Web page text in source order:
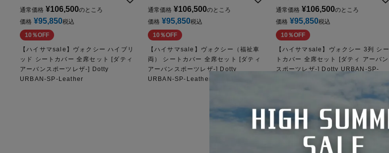
通常価格 ¥106,500のところ
価格 ¥95,850税込
10％OFF
【ハイサマsale】ヴォクシー ハイブリ
ッド シートカバー 全席セット [ダティ
アーバンスポーツレザ-] Dotty
URBAN-SP-Leather
通常価格 ¥106,500のところ
価格 ¥95,850税込
10％OFF
【ハイサマsale】ヴォクシー（福祉車
両） シートカバー 全席セット [ダティ
アーバンスポーツレザ-] Dotty
URBAN-SP-Leather
通常価格 ¥106,500のところ
価格 ¥95,850税込
10％OFF
【ハイサマsale】ヴォクシー 3列 シー
トカバー 全席セット [ダティ アーバン
スポーツレザ-] Dotty URBAN-SP-